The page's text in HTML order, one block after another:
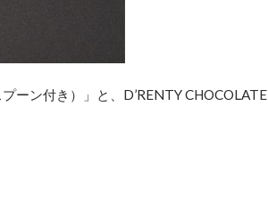
ーン付き）」と、D’RENTY CHOCOLATE